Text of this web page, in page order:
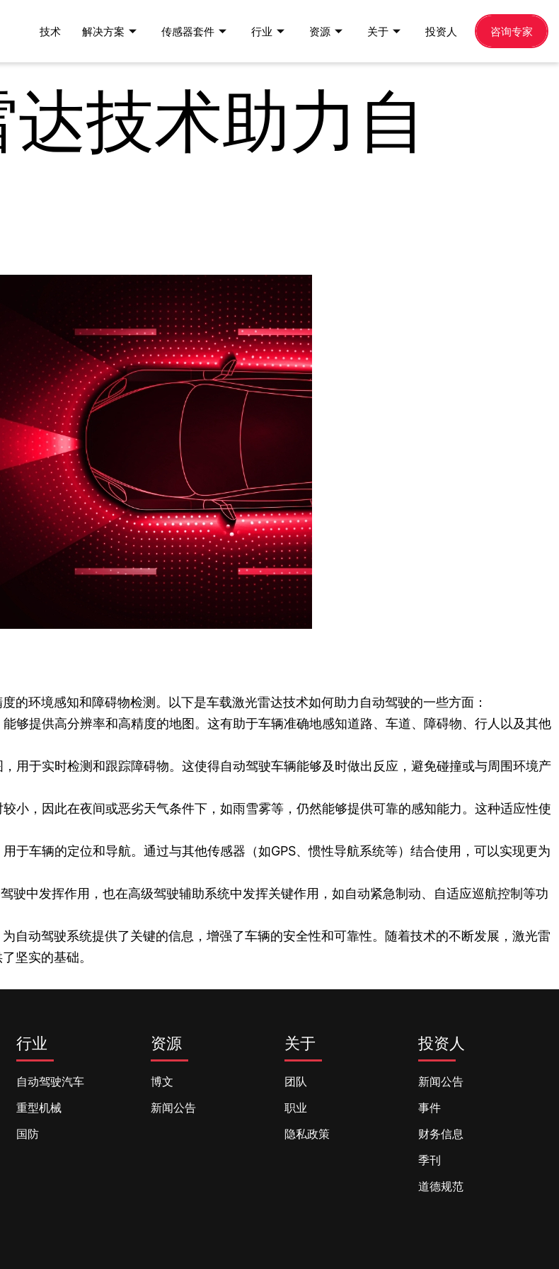
技术 解决方案 传感器套件 行业 资源 关于 投资人 咨询专家
技术助力自
的环境感知和障碍物检测。以下是车载激光雷达技术如何助力自动驾驶的一些方面：
够提供高分辨率和高精度的地图。这有助于车辆准确地感知道路、车道、障碍物、行人以及其他
用于实时检测和跟踪障碍物。这使得自动驾驶车辆能够及时做出反应，避免碰撞或与周围环境产
小，因此在夜间或恶劣天气条件下，如雨雪雾等，仍然能够提供可靠的感知能力。这种适应性使
于车辆的定位和导航。通过与其他传感器（如GPS、惯性导航系统等）结合使用，可以实现更为
驶中发挥作用，也在高级驾驶辅助系统中发挥关键作用，如自动紧急制动、自适应巡航控制等功
自动驾驶系统提供了关键的信息，增强了车辆的安全性和可靠性。随着技术的不断发展，激光雷
坚实的基础。
行业
自动驾驶汽车
重型机械
国防
资源
博文
新闻公告
关于
团队
职业
隐私政策
投资人
新闻公告
事件
财务信息
季刊
道德规范